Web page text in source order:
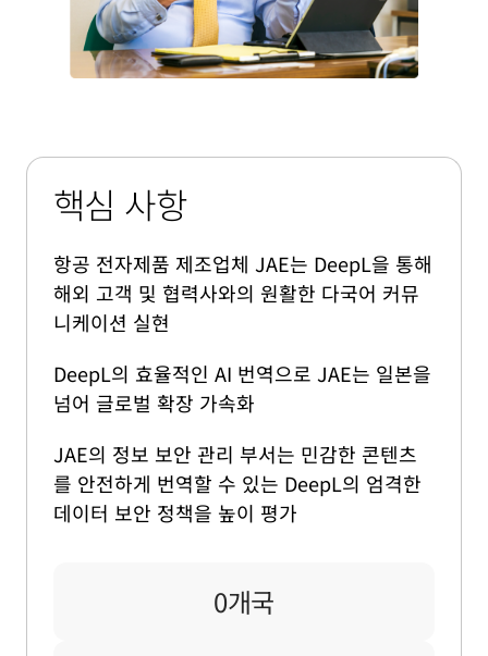
핵심 사항
항공 전자제품 제조업체 JAE는 DeepL을 통해
해외 고객 및 협력사와의 원활한 다국어 커뮤
니케이션 실현
DeepL의 효율적인 AI 번역으로 JAE는 일본을
넘어 글로벌 확장 가속화
JAE의 정보 보안 관리 부서는 민감한 콘텐츠
를 안전하게 번역할 수 있는 DeepL의 엄격한
데이터 보안 정책을 높이 평가
0개국14개국